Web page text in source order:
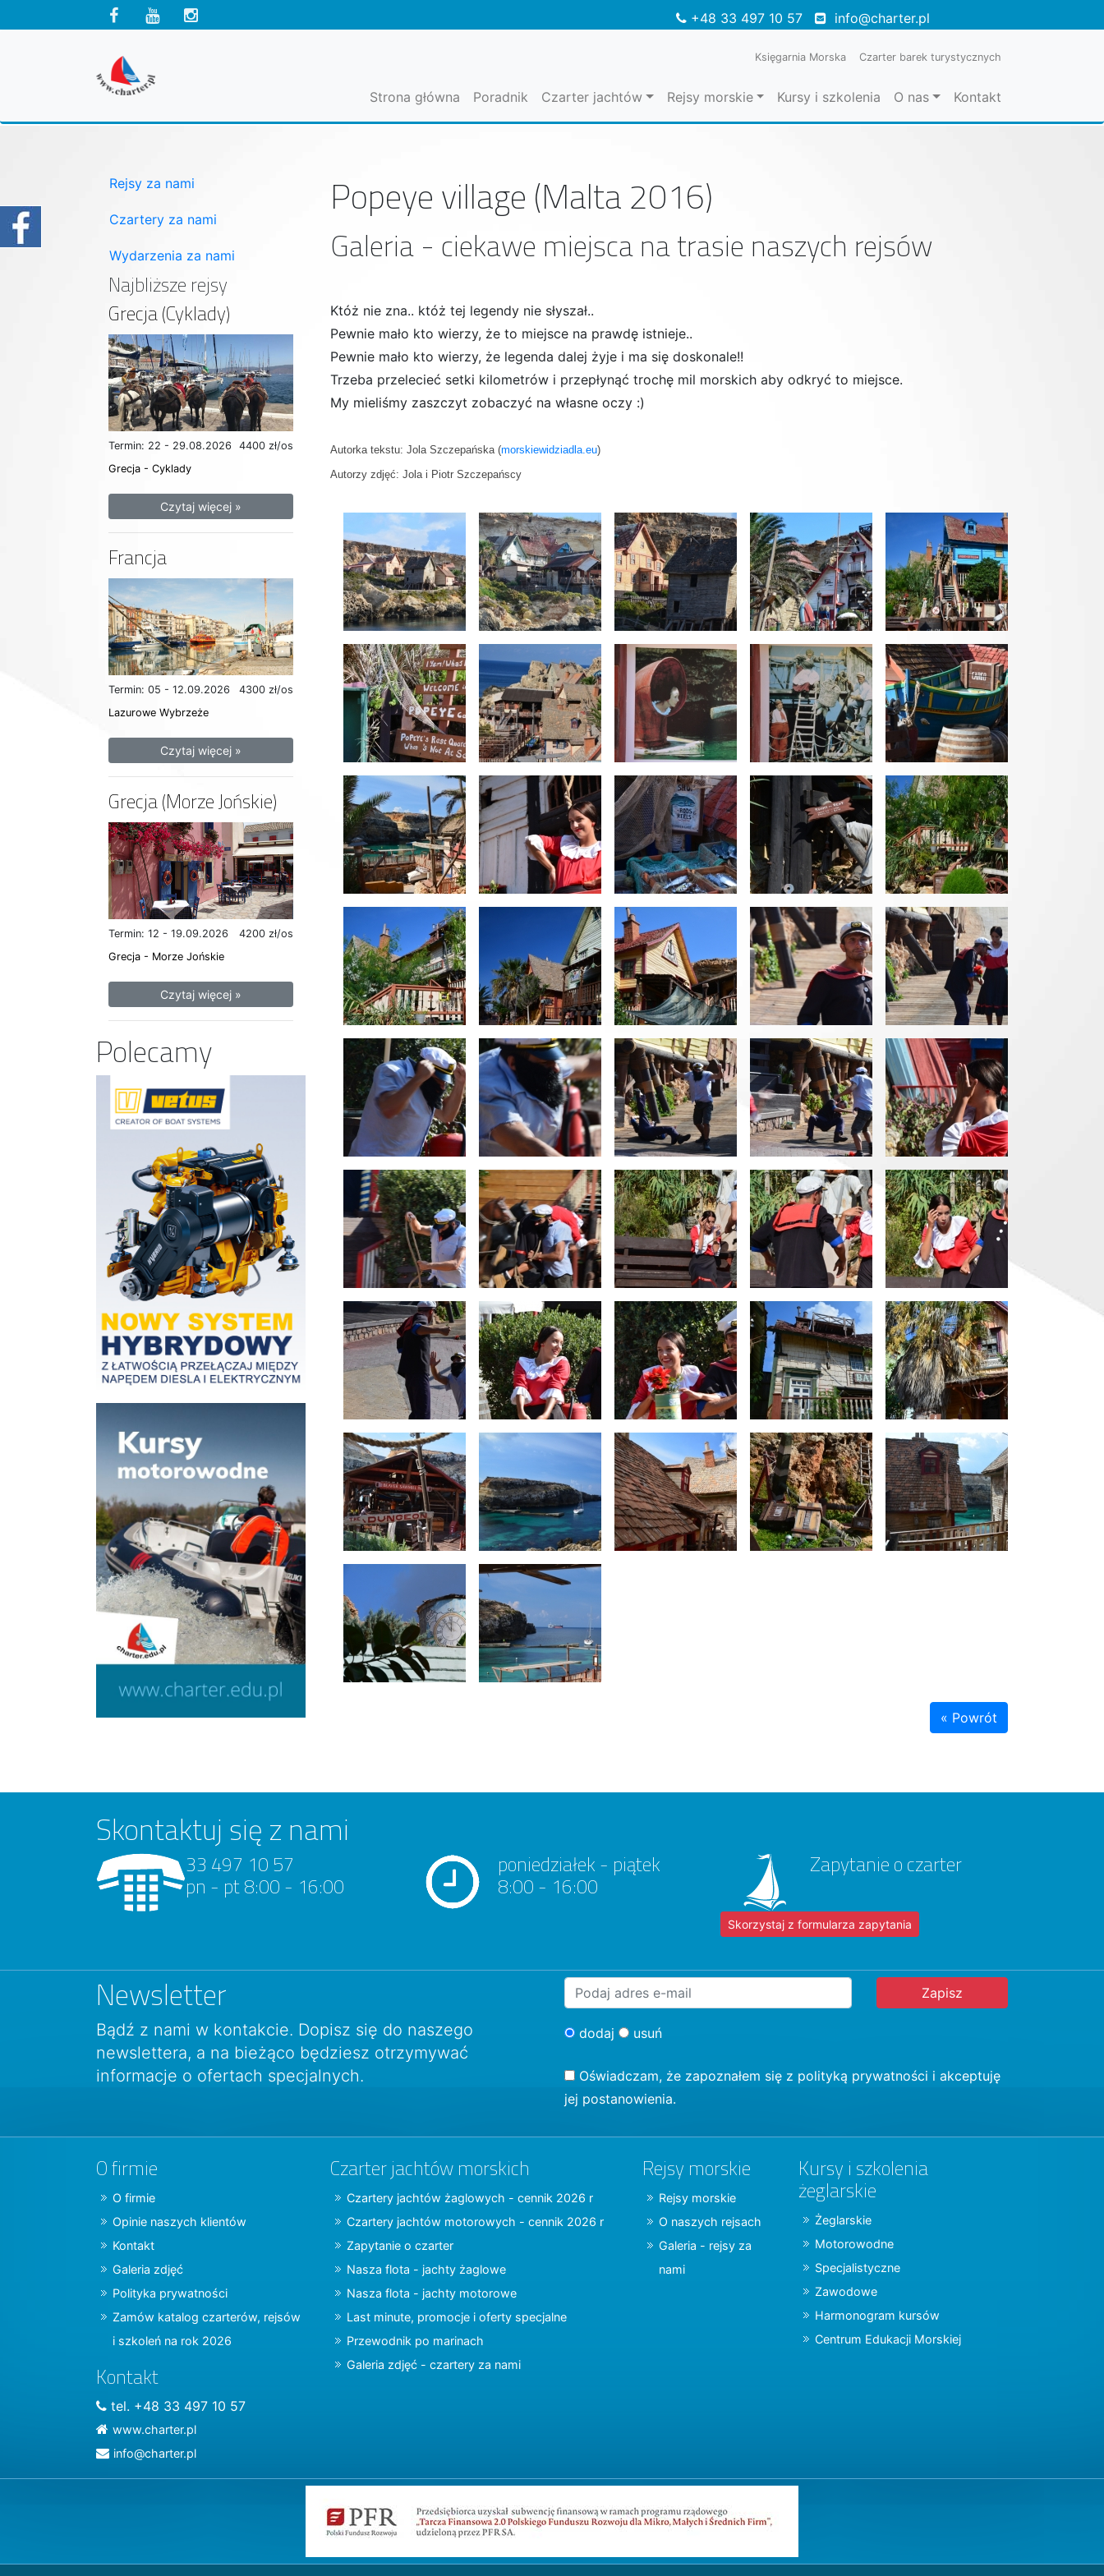
+48 33 497 10 57 info@charter.pl
Księgarnia Morska Czarter barek turystycznych
Strona główna Poradnik Czarter jachtów Rejsy morskie Kursy i szkolenia O nas Kontakt
Popeye village (Malta 2016)
Galeria - ciekawe miejsca na trasie naszych rejsów
Któż nie zna.. któż tej legendy nie słyszał..
Pewnie mało kto wierzy, że to miejsce na prawdę istnieje..
Pewnie mało kto wierzy, że legenda dalej żyje i ma się doskonale!!
Trzeba przelecieć setki kilometrów i przepłynąć trochę mil morskich aby odkryć to miejsce.
My mieliśmy zaszczyt zobaczyć na własne oczy :)
Autorka tekstu: Jola Szczepańska (morskiewidziadla.eu)
Autorzy zdjęć: Jola i Piotr Szczepańscy
« Powrót
Rejsy za nami
Czartery za nami
Wydarzenia za nami
Najbliższe rejsy
Grecja (Cyklady)
Termin: 22 - 29.08.2026
4400 zł/os
Grecja - Cyklady
Czytaj więcej »
Francja
Termin: 05 - 12.09.2026
4300 zł/os
Lazurowe Wybrzeże
Czytaj więcej »
Grecja (Morze Jońskie)
Termin: 12 - 19.09.2026
4200 zł/os
Grecja - Morze Jońskie
Czytaj więcej »
Polecamy
Skontaktuj się z nami
33 497 10 57
pn - pt 8:00 - 16:00
poniedziałek - piątek
8:00 - 16:00
Zapytanie o czarter
Skorzystaj z formularza zapytania
Newsletter
Bądź z nami w kontakcie. Dopisz się do naszego
newslettera, a na bieżąco będziesz otrzymywać
informacje o ofertach specjalnych.
dodaj usuń
Oświadczam, że zapoznałem się z polityką prywatności i akceptuję
jej postanowienia.
O firmie
O firmie
Opinie naszych klientów
Kontakt
Galeria zdjęć
Polityka prywatności
Zamów katalog czarterów, rejsów
i szkoleń na rok 2026
Kontakt
tel. +48 33 497 10 57
www.charter.pl
info@charter.pl
Czarter jachtów morskich
Czartery jachtów żaglowych - cennik 2026 r
Czartery jachtów motorowych - cennik 2026 r
Zapytanie o czarter
Nasza flota - jachty żaglowe
Nasza flota - jachty motorowe
Last minute, promocje i oferty specjalne
Przewodnik po marinach
Galeria zdjęć - czartery za nami
Rejsy morskie
Rejsy morskie
O naszych rejsach
Galeria - rejsy za
nami
Kursy i szkolenia
żeglarskie
Żeglarskie
Motorowodne
Specjalistyczne
Zawodowe
Harmonogram kursów
Centrum Edukacji Morskiej